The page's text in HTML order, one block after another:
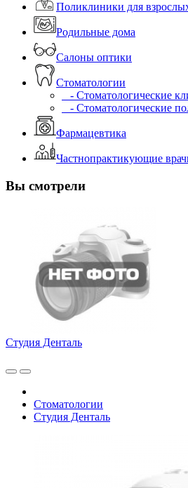
Поликлиники для
Родильные дома
Салоны оптики
Стоматологии
- Стоматологические
- Стоматологические
Фармацевтика
Частнопрактикующие
Вы смотрели
Студия Денталь
Стоматологии
Студия Денталь